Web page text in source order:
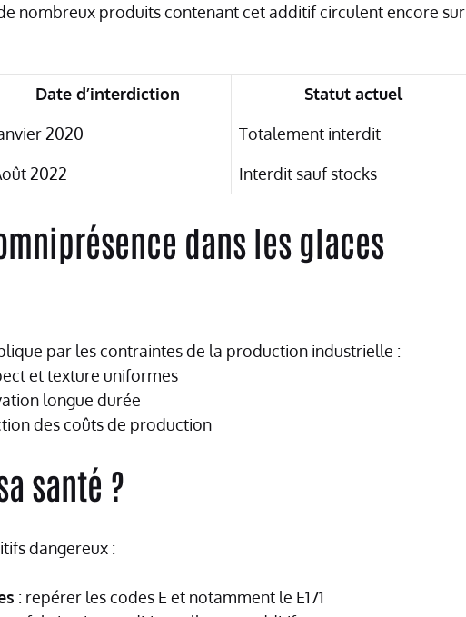
nombreux produits contenant cet additif circulent encore sur
Date d’interdiction
Statut actuel
2020
Totalement interdit
2022 Interdit sauf stocks
dans les glaces
par les contraintes de la production industrielle :
et texture uniformes
longue durée
des coûts de production
santé ?
dangereux :
: repérer les codes E et notamment le E171